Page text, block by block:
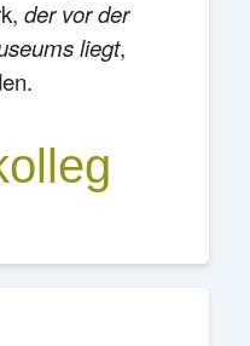
der vor der
liegt,